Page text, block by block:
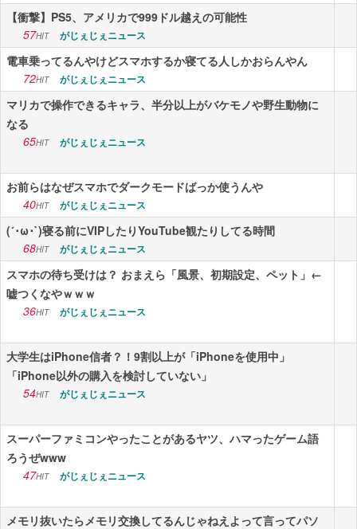
【衝撃】PS5、アメリカで999ドル越えの可能性
57HIT がじぇじぇニュース
電車乗ってるんやけどスマホするか寝てる人しかおらんやん
72HIT がじぇじぇニュース
マリカで操作できるキャラ、半分以上がバケモノや野生動物に
なる
65HIT がじぇじぇニュース
お前らはなぜスマホでダークモードばっか使うんや
40HIT がじぇじぇニュース
(´･ω･`)寝る前にVIPしたりYouTube観たりしてる時間
68HIT がじぇじぇニュース
スマホの待ち受けは？ おまえら「風景、初期設定、ペット」←
嘘つくなやｗｗｗ
36HIT がじぇじぇニュース
大学生はiPhone信者？！9割以上が「iPhoneを使用中」
「iPhone以外の購入を検討していない」
54HIT がじぇじぇニュース
スーパーファミコンやったことがあるヤツ、ハマったゲーム語
ろうぜwww
47HIT がじぇじぇニュース
メモリ抜いたらメモリ交換してるんじゃねえよって言ってパソ